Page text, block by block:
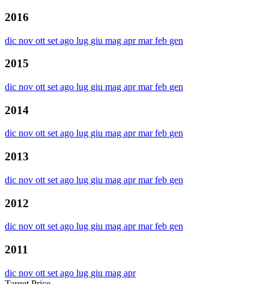
2016
dic nov ott set ago lug giu mag aprmarfeb gen
2015
dic nov ott set ago lug giu mag aprmarfeb gen
2014
dic nov ottsetago lug giu mag aprmarfeb gen
2013
dic nov ott set ago lug giu mag aprmarfeb gen
2012
dic nov ott set ago lug giu mag aprmarfeb gen
2011
dic nov ott set ago lug giu mag apr